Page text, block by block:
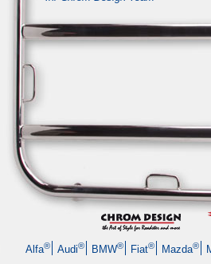
Alfa® Audi® BMW® Fiat® Mazda®